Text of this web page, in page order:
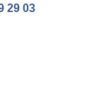
29 03